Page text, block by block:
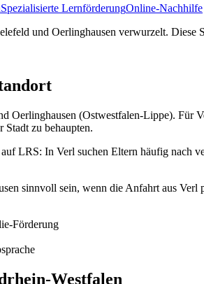
Spezialisierte LernförderungOnline-Nachhilfe
und Oerlinghausen verwurzelt. Diese
Oerlinghausen (Ostwestfalen-Lippe).
zu behaupten.
LRS: In Verl suchen Eltern häufig
sinnvoll sein, wenn die Anfahrt aus Verl
Förderung
Westfalen